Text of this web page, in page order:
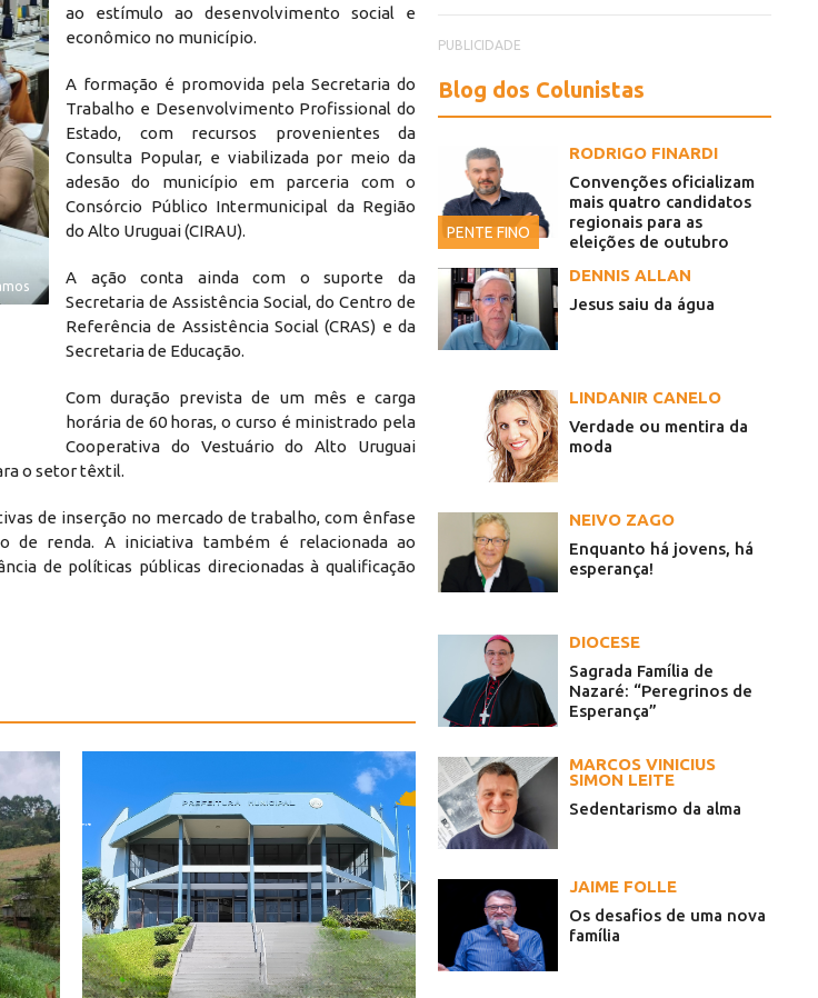
Capacitação voltada à qualificação profissional feminina reúne parcerias institucionais e foca no de
ao estímulo ao desenvolvimento social e
econômico no município.
A formação é promovida pela Secretaria do
Trabalho e Desenvolvimento Profissional do
Estado, com recursos provenientes da
Consulta Popular, e viabilizada por meio da
adesão do município em parceria com o
Consórcio Público Intermunicipal da Região
do Alto Uruguai (CIRAU).
A ação conta ainda com o suporte da
Secretaria de Assistência Social, do Centro de
Referência de Assistência Social (CRAS) e da
Secretaria de Educação.
Com duração prevista de um mês e carga
horária de 60 horas, o curso é ministrado pela
Cooperativa do Vestuário do Alto Uruguai
o setor têxtil.
de inserção no mercado de trabalho, com ênfase
de renda. A iniciativa também é relacionada ao
de políticas públicas direcionadas à qualificação
PUBLICIDADE
Blog dos Colunistas
PENTE FINO
RODRIGO FINARDI
Convenções oficializam
mais quatro candidatos
regionais para as
eleições de outubro
DENNIS ALLAN
Jesus saiu da água
LINDANIR CANELO
Verdade ou mentira da
moda
NEIVO ZAGO
Enquanto há jovens, há
esperança!
DIOCESE
Sagrada Família de
Nazaré: “Peregrinos de
Esperança”
MARCOS VINICIUS
SIMON LEITE
Sedentarismo da alma
JAIME FOLLE
Os desafios de uma nova
família